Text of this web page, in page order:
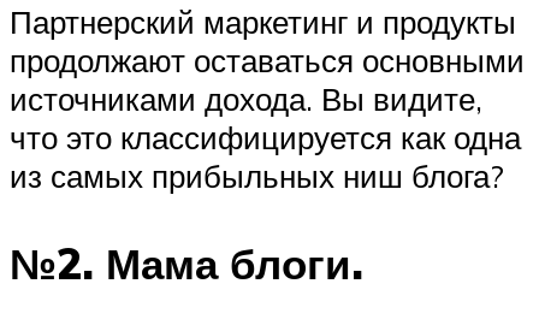
Партнерский маркетинг и продукты
продолжают оставаться основными
источниками дохода. Вы видите,
что это классифицируется как одна
из самых прибыльных ниш блога?
№2. Мама блоги.